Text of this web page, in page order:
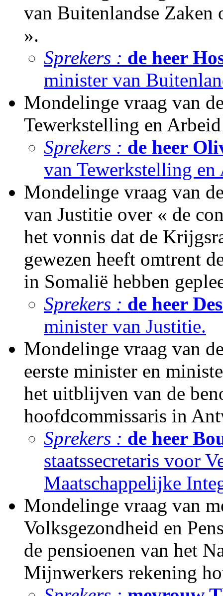
van Buitenlandse Zaken
».
Sprekers : de heer
minister van
Mondelinge vraag van
Tewerkstelling en
Sprekers : de heer
van Tewerkstelling en
Mondelinge vraag van
van Justitie over « de
het vonnis dat de
gewezen heeft omtrent
in Somalië hebben
Sprekers : de heer
minister van Justitie.
Mondelinge vraag van
eerste minister en
het uitblijven van de
hoofdcommissaris in
Sprekers : de heer
staatssecretaris voor
Maatschappelijke
Mondelinge vraag van
Volksgezondheid en
de pensioenen van het
Mijnwerkers rekening